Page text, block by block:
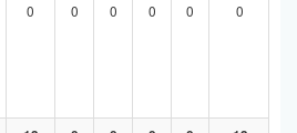
0 0 0 0 0 0